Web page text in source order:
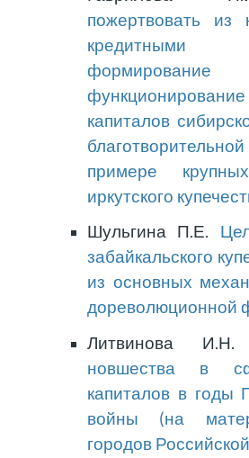
пожертвовать из
кредитными
капиталов
примере
иркутского
Шульгина П.Е.
забайкальского
из основных
дореволюционной
Литвинова
новшества в
капиталов в годы
войны (на
городов